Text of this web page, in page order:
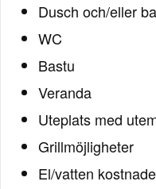
Dusch och/eller
WC
Bastu
Veranda
Uteplats med
Grillmöjligheter
El/vatten